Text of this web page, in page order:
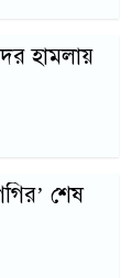
হামলায়
শেষ